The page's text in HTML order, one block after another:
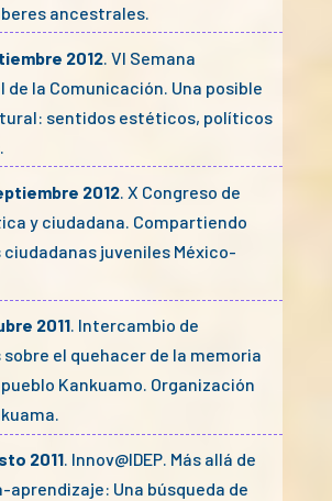
ancestrales.
2012. VI Semana
la Comunicación. Una posible
sentidos estéticos, políticos
2012. X Congreso de
y ciudadana. Compartiendo
juveniles México-
2011. Intercambio de
el quehacer de la memoria
Kankuamo. Organización
2011. Innov@IDEP. Más allá de
aprendizaje: Una búsqueda de